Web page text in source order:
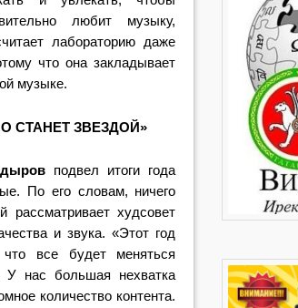
любит музыку,
лабораторию даже
что она закладывает
музыке.
СТАНЕТ ЗВЕЗДОЙ»
подвел итоги года
По его словам, ничего
худсовет
и звука. «Этот год
все будет меняться
У нас большая нехватка
количество контента.